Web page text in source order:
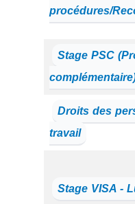
procédures/
Stage PSC
Droits des
travail
Stage VISA -